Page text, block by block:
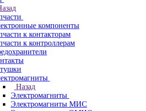
компоненты
к контакторам
к контроллерам
Назад
Электромагниты
Электромагниты МИС